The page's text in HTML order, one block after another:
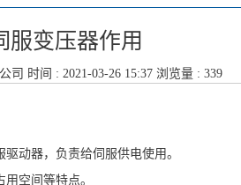
服变压器作用
司 时间 : 2021-03-26 15:37 浏览量 : 339
动器，负责给伺服供电使用。
空间等特点。